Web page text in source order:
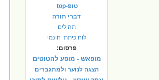
טופ-top
דברי תורה
תהילים
לוח כיתתי חינמי
פרסום:
מופאש - מופע להטוטים
הצגה לנוער ולמתגברים